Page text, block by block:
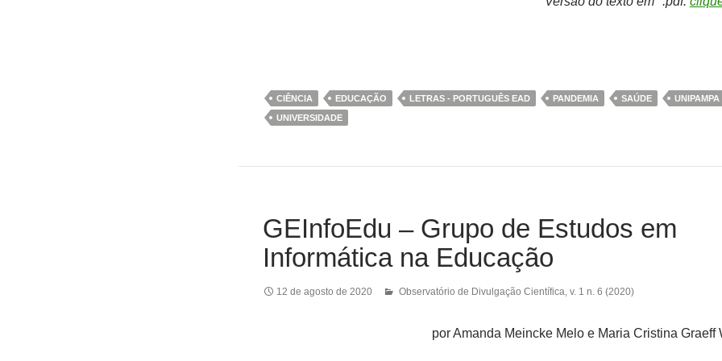
CIÊNCIA EDUCAÇÃO LETRAS - PORTUGUÊS EAD PANDEMIA SAÚDE
UNIPAMPA
UNIVERSIDADE
GEInfoEdu – Grupo de Estudos em
Informática na Educação
12 de agosto de 2020 Observatório de Divulgação Científica v. 1 n. 6 (2020)
por Amanda Meincke Melo e Maria Cristina Graeff